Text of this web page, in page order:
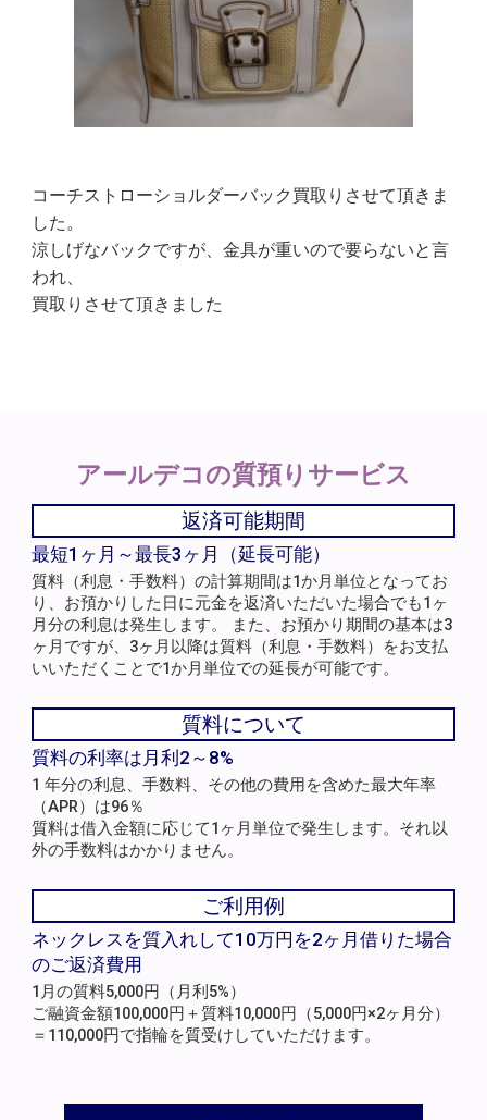
コーチストローショルダーバック買取りさせて頂きま
した。
涼しげなバックですが、金具が重いので要らないと言
われ、
買取りさせて頂きました
アールデコの質預りサービス
返済可能期間
最短1ヶ月～最長3ヶ月（延長可能）
質料（利息・手数料）の計算期間は1か月単位となってお
り、お預かりした日に元金を返済いただいた場合でも1ヶ
月分の利息は発生します。 また、お預かり期間の基本は3
ヶ月ですが、3ヶ月以降は質料（利息・手数料）をお支払
いいただくことで1か月単位での延長が可能です。
質料について
質料の利率は月利2～8%
1 年分の利息、手数料、その他の費用を含めた最大年率
（APR）は96％
質料は借入金額に応じて1ヶ月単位で発生します。それ以
外の手数料はかかりません。
ご利用例
ネックレスを質入れして10万円を2ヶ月借りた場合
のご返済費用
1月の質料5,000円（月利5%）
ご融資金額100,000円＋質料10,000円（5,000円×2ヶ月分）
＝110,000円で指輪を質受けしていただけます。